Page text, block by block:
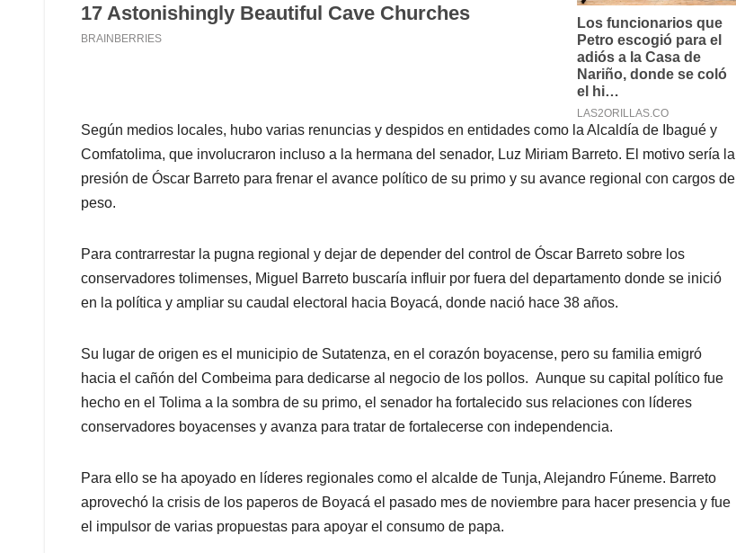
Según medios locales, hubo varias renuncias y despidos en entidades como la Alcaldía de Ibagué y
Comfatolima, que involucraron incluso a la hermana del senador, Luz Miriam Barreto. El motivo sería la
presión de Óscar Barreto para frenar el avance político de su primo y su avance regional con cargos de
peso.
Para contrarrestar la pugna regional y dejar de depender del control de Óscar Barreto sobre los
conservadores tolimenses, Miguel Barreto buscaría influir por fuera del departamento donde se inició
en la política y ampliar su caudal electoral hacia Boyacá, donde nació hace 38 años.
Su lugar de origen es el municipio de Sutatenza, en el corazón boyacense, pero su familia emigró
hacia el cañón del Combeima para dedicarse al negocio de los pollos. Aunque su capital político fue
hecho en el Tolima a la sombra de su primo, el senador ha fortalecido sus relaciones con líderes
conservadores boyacenses y avanza para tratar de fortalecerse con independencia.
Para ello se ha apoyado en líderes regionales como el alcalde de Tunja, Alejandro Fúneme. Barreto
aprovechó la crisis de los paperos de Boyacá el pasado mes de noviembre para hacer presencia y fue
el impulsor de varias propuestas para apoyar el consumo de papa.